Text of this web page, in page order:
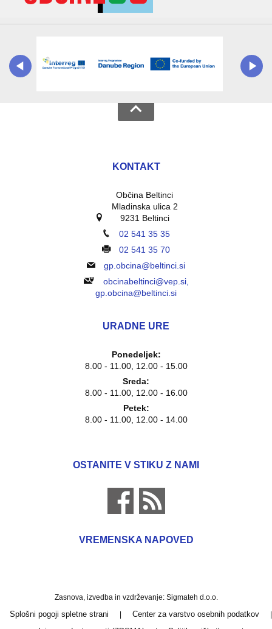
KONTAKT
Občina Beltinci
Mladinska ulica 2
9231 Beltinci
02 541 35 35
02 541 35 70
gp.obcina@beltinci.si
obcinabeltinci@vep.si,
gp.obcina@beltinci.si
URADNE URE
Ponedeljek:
8.00 - 11.00, 12.00 - 15.00
Sreda:
8.00 - 11.00, 12.00 - 16.00
Petek:
8.00 - 11.00, 12.00 - 14.00
OSTANITE V STIKU Z NAMI
VREMENSKA NAPOVED
Zasnova, izvedba in vzdrževanje: Sigmateh d.o.o.
Splošni pogoji spletne strani Center za varstvo osebnih podatkov